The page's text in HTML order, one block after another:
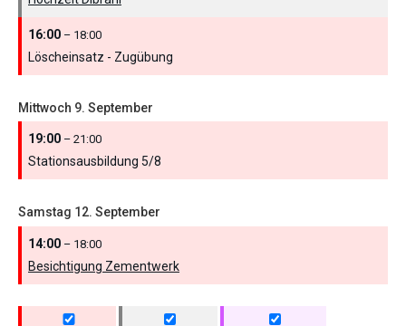
16:00 – 18:00
Löscheinsatz - Zugübung
Mittwoch 9. September
19:00 – 21:00
Stationsausbildung 5/8
Samstag 12. September
14:00 – 18:00
Besichtigung Zementwerk